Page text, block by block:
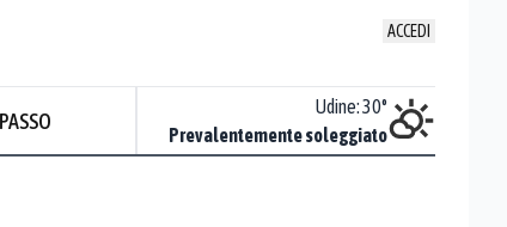
ACCEDI
Udine:30°
Prevalentemente soleggiato